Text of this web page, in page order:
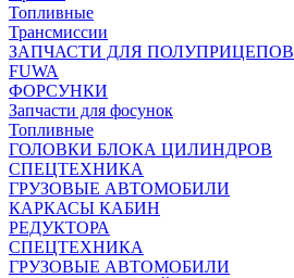
Топливные
Трансмиссии
ЗАПЧАСТИ ДЛЯ ПОЛУПРИЦЕПОВ
FUWA
ФОРСУНКИ
Запчасти для фосунок
Топливные
ГОЛОВКИ БЛОКА ЦИЛИНДРОВ
СПЕЦТЕХНИКА
ГРУЗОВЫЕ АВТОМОБИЛИ
КАРКАСЫ КАБИН
РЕДУКТОРА
СПЕЦТЕХНИКА
ГРУЗОВЫЕ АВТОМОБИЛИ